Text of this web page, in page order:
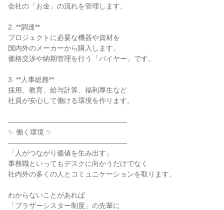
会社の「お金」の流れを管理します。
2. **調達**
プロジェクトに必要な機器や資材を
国内外のメーカーから購入します。
価格交渉や納期管理を行う「バイヤー」です。
3. **人事総務**
採用、教育、給与計算、福利厚生など
社員が安心して働ける環境を作ります。
―――――――――――――――――
✨ 働く環境 ✨
―――――――――――――――――
「人がつながり価値を生み出す」
事務職といってもデスクに向かうだけでなく
社内外の多くの人とコミュニケーションを取ります。
わからないことがあれば
「ブラザーシスター制度」の先輩に